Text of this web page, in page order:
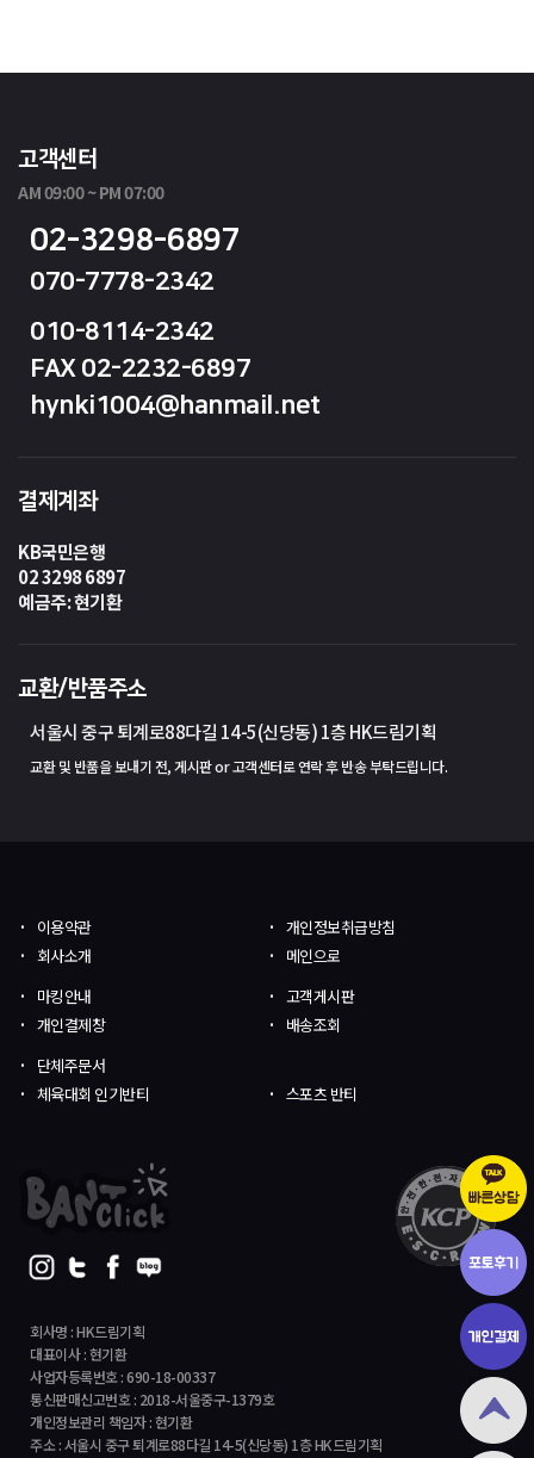
고객센터
AM 09:00 ~ PM 07:00
02-3298-6897
070-7778-2342
010-8114-2342
FAX 02-2232-6897
hynki1004@hanmail.net
결제계좌
KB국민은행
02 3298 6897
예금주: 현기환
교환/반품주소
서울시 중구 퇴계로88다길 14-5(신당동) 1층 HK드림기획
교환 및 반품을 보내기 전, 게시판 or 고객센터로 연락 후 반송 부탁드립니다.
회사명 : HK드림기획
대표이사 : 현기환
사업자등록번호 : 690-18-00337
통신판매신고번호 : 2018-서울중구-1379호
개인정보관리 책임자 : 현기환
주소 : 서울시 중구 퇴계로88다길 14-5(신당동) 1층 HK드림기획
이용약관
개인정보취급방침
회사소개
메인으로
마킹안내
고객게시판
개인결제창
배송조회
단체주문서
체육대회 인기반티
스포츠 반티